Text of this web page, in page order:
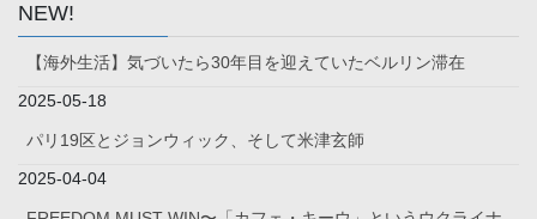
NEW!
【海外生活】気づいたら30年目を迎えていたベルリン滞在
2025-05-18
パリ19区とジョンウィック、そして米津玄師
2025-04-04